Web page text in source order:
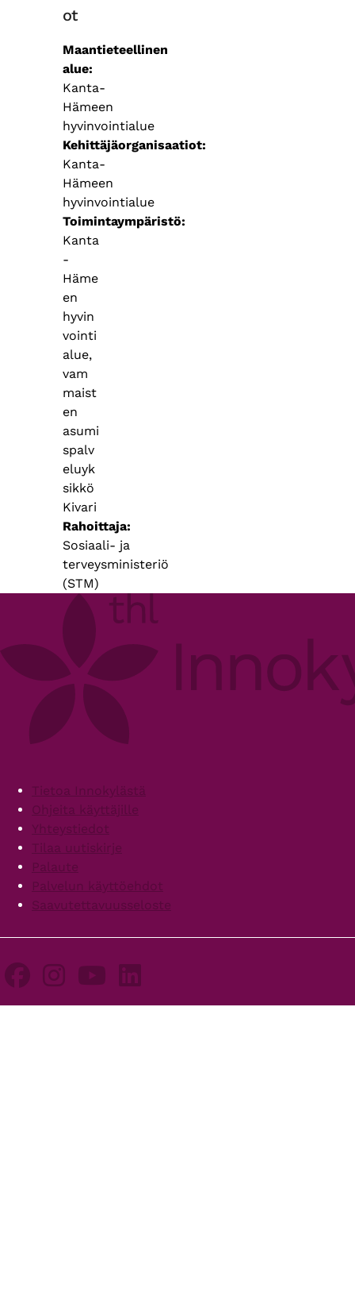
ot
Maantieteellinen
alue
Kanta-
Hämeen
hyvinvointialue
Kehittäjäorganisaatiot
Kanta-
Hämeen
hyvinvointialue
Toimintaympäristö
Kanta
-
Häme
en
hyvin
vointi
alue,
vam
maist
en
asumi
spalv
eluyk
sikkö
Kivari
Rahoittaja
Sosiaali- ja
terveysministeriö
(STM)
FooterTietoa Innokylästä
Ohjeita käyttäjille
Yhteystiedot
Tilaa uutiskirje
Palaute
Palvelun käyttöehdot
Saavutettavuusseloste